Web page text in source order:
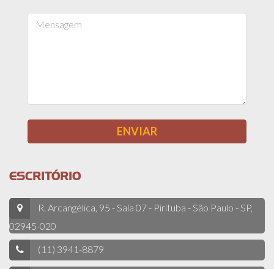
ESCRITÓRIO
R. Arcangélica, 95 - Sala 07 - Pirituba - São Paulo - SP,
02945-020
(11) 3941-8879